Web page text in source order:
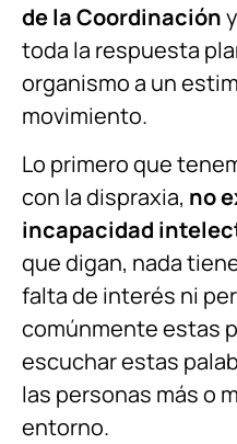
de la Coordinación
toda la respuesta
organismo a un
movimiento.
Lo primero que
con la dispraxia, no
incapacidad
que digan, nada
falta de interés ni
comúnmente estas
escuchar estas
las personas más o
entorno.